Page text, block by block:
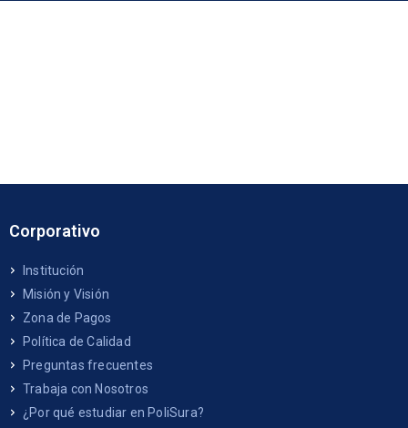
Corporativo
Institución
Misión y Visión
Zona de Pagos
Política de Calidad
Preguntas frecuentes
Trabaja con Nosotros
¿Por qué estudiar en PoliSura?